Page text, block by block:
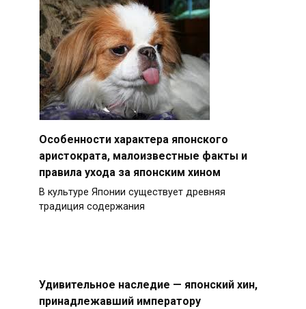
Особенности характера японского
аристократа, малоизвестные факты и
правила ухода за японским хином
В культуре Японии существует древняя
традиция содержания
Удивительное наследие — японский хин,
принадлежавший императору